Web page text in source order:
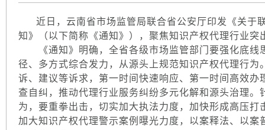
近日，云南省市场监管局联合省公安厅印发《关于
知》（以下简称《通知》），聚焦知识产权代理行业
《通知》明确，全省各级市场监管部门要强化底线
径、多方式综合发力，从源头上规范知识产权代理行
诉、建议等诉求，第一时间快速响应、第一时间高效
查自纠，推动代理行业服务纠纷多元化解和源头治理
为，要重拳出击，切实加大执法力度，加快形成高压
加大知识产权代理警示案例曝光力度，以案释法、以